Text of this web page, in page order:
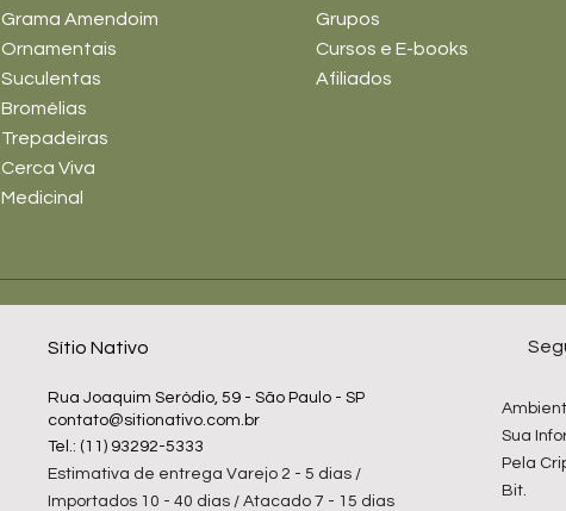
Grama Amendoim
Ornamentais
Suculentas
Bromélias
Trepadeiras
Cerca Viva
Medicinal
Grupos
Cursos e E-books
Afiliados
Sítio Nativo
Rua Joaquim Seródio, 59 - São Paulo - SP
contato@sitionativo.com.br
Tel.: (11) 93292-5333
Estimativa de entrega Varejo 2 - 5 dias /
Importados 10 - 40 dias / Atacado 7 - 15 dias
Sua
Pela
Bit.